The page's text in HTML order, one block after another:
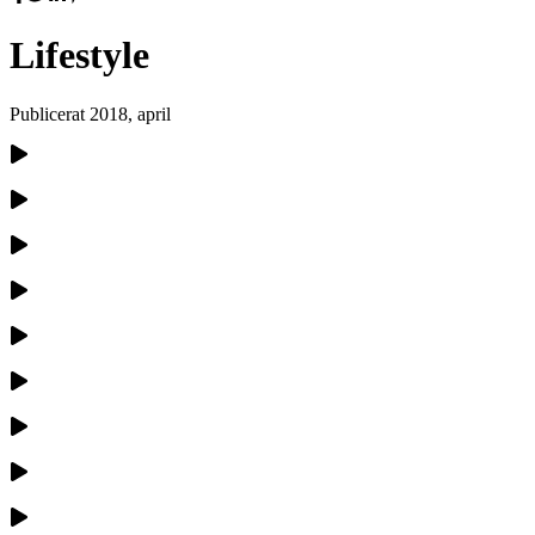
Lifestyle
Publicerat 2018, april